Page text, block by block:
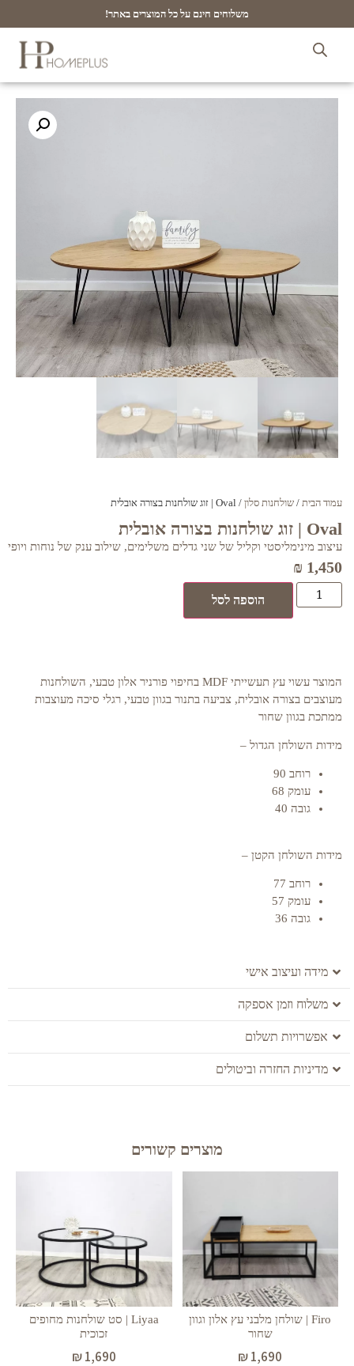
משלוחים חינם על כל המוצרים באתר!
עמוד הבית / שולחנות סלון / Oval | זוג שולחנות בצורה אובלית
Oval | זוג שולחנות בצורה אובלית
עיצוב מינימליסטי וקליל של שני גדלים משלימים, שילוב ענק של נוחות ויופי
₪ 1,450
הוספה לסל
המוצר עשוי עץ תעשייתי MDF בחיפוי פורניר אלון טבעי, השולחנות
מעוצבים בצורה אובלית, צביעה בתנור בגוון טבעי, רגלי סיכה מעוצבות
ממתכת בגוון שחור
מידות השולחן הגדול –
רוחב 90
עומק 68
גובה 40
מידות השולחן הקטן –
רוחב 77
עומק 57
גובה 36
מידה ועיצוב אישי
משלוח וזמן אספקה
אפשרויות תשלום
מדיניות החזרה וביטולים
מוצרים קשורים
Firo | שולחן מלבני עץ אלון וגוון
שחור
₪1,690
Liyaa | סט שולחנות מחופים
זכוכית
₪1,690